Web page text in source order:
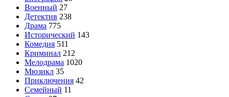
Военный 27
Детектив 238
Драма 775
Исторический 143
Комедия 511
Криминал 212
Мелодрама 1020
Мюзикл 35
Приключения 42
Семейный 11